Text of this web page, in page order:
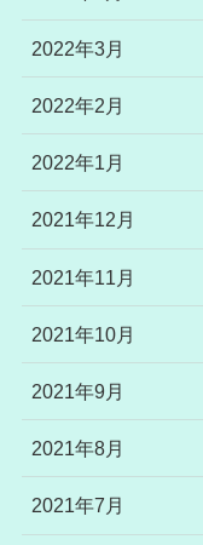
2022年3月
2022年2月
2022年1月
2021年12月
2021年11月
2021年10月
2021年9月
2021年8月
2021年7月